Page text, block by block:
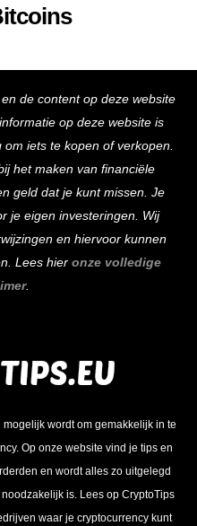
Top
de content op deze website
op deze website is
iets te kopen of verkopen.
het maken van financiële
geld dat je kunt missen. Je
je eigen investeringen. Wij
en hiervoor kunnen
Lees hier onze volledige
.
wordt om gemakkelijk in te
Op onze website vind je tips en
en wordt alles zo uitgelegd
is. Lees op CryptoTips
waar je cryptocurrency kunt